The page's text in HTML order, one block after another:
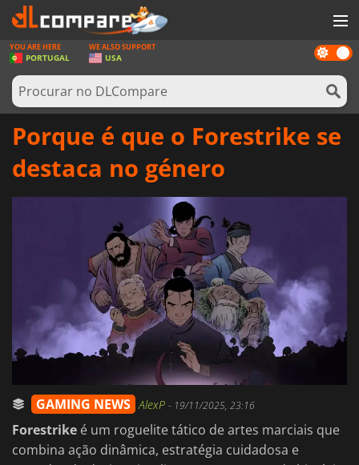
JOGOS
GAME CARDS
SOFTWARE
ENTRAR OU REGISTAR
Dark
mode
YOU ARE HERE
PORTUGAL
WE ALSO SUPPORT
USA
Porque é que o Forestrike se
destaca no género
GAMING NEWS AlexP - 19/11/2025, 23:16
Forestrike é um roguelite tático de artes marciais que
combina ação dinâmica, estratégia cuidadosa e